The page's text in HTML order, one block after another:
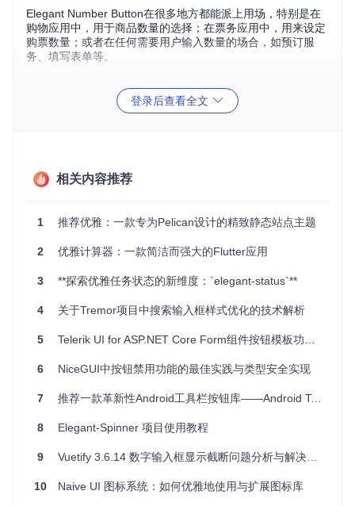
Elegant Number Button在很多地方都能派上用场，特别是在
购物应用中，用于商品数量的选择；在票务应用中，用来设定
购票数量；或者在任何需要用户输入数量的场合，如预订服
务、填写表单等。
高度可定制：允许自定义按钮的颜色、初始和最大数值、
字体大小以及背景图。
istener，方便获取当前数值并实时响应变化。
为您的Android应用带来更富表现力的数字输入体验。无论是
入社区，贡献您的想法，共同打造更出色的软件！
要开始使用Elegant Number Button，请按照readme文件中的
登录后查看全文
相关内容推荐
1 推荐优雅：一款专为Pelican设计的精致静态站点主题
2 优雅计算器：一款简洁而强大的Flutter应用
3 **探索优雅任务状态的新维度：`elegant-status`**
4 关于Tremor项目中搜索输入框样式优化的技术解析
5 Telerik UI for ASP.NET Core Form组件按钮模板功能增强解析
6 NiceGUI中按钮禁用功能的最佳实践与类型安全实现
7 推荐一款革新性Android工具栏按钮库——Android Toolbar Button Library
8 Elegant-Spinner 项目使用教程
9 Vuetify 3.6.14 数字输入框显示截断问题分析与解决方案
10 Naive UI 图标系统：如何优雅地使用与扩展图标库